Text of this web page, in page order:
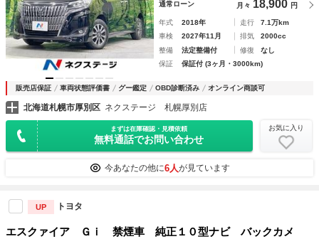
通常ローン 月々 18,900 円
年式 2018年 走行
7.1万km
車検
2027年11月 排気
2000cc
整備
法定整備付 修復
なし
保証
保証付 (3ヶ月・3000km)
販売店保証 車両状態評価書 グー鑑定 OBD診断済み オンライン商談可
北海道札幌市厚別区 ネクステージ 札幌厚別店
まずは在庫確認・見積依頼
無料通話でお問い合わせ
お気に入り
今あなたの他に6人が見ています
UP トヨタ
エスクァイア Ｇｉ 禁煙車 純正１０型ナビ バックカメ